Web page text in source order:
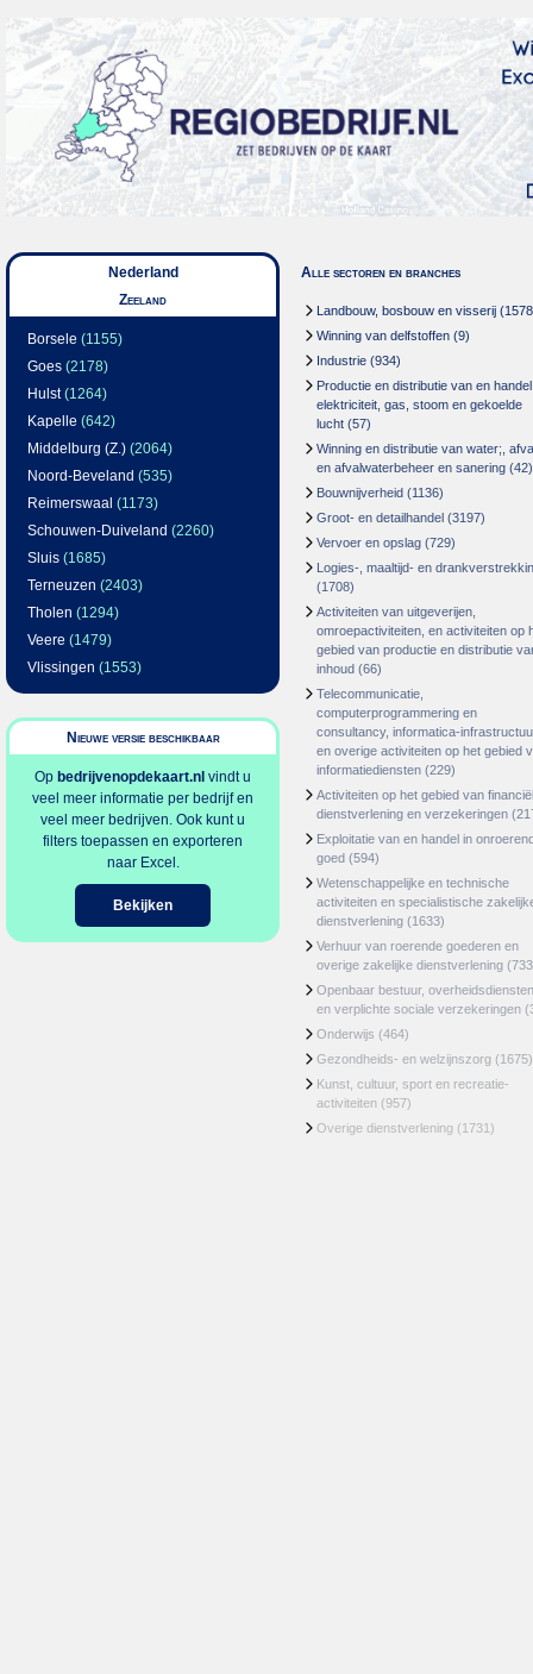
Nederland
Zeeland
Borsele (1155)
Goes (2178)
Hulst(1264)
Kapelle (642)
Middelburg (Z.) (2064)
Noord-Beveland (535)
Reimerswaal (1173)
Schouwen-Duiveland (2260)
Sluis (1685)
Terneuzen (2403)
Tholen (1294)
Veere (1479)
Vlissingen (1553)
Nieuwe versie beschikbaar
Op bedrijvenopdekaart.nl vindt u
veel meer informatie per bedrijf en
veel meer bedrijven. Ook kunt u
filters toepassen en exporteren
naar Excel.
Bekijken
Alle sectoren en branches
Landbouw, bosbouw en visserij
Winning van delfstoffen (9)
Industrie (934)
Productie en distributie van en
elektriciteit, gas, stoom en gekoelde
lucht (57)
Winning en distributie van water;,
en afvalwaterbeheer en sanering (42)
Bouwnijverheid (1136)
Groot- en detailhandel (3197)
Vervoer en opslag (729)
Logies-, maaltijd- en
(1708)
Activiteiten van uitgeverijen,
omroepactiviteiten, en activiteiten op
gebied van productie en distributie
inhoud (66)
Telecommunicatie,
computerprogrammering en
consultancy, informatica-
en overige activiteiten op het gebied
informatiediensten (229)
Activiteiten op het gebied van
dienstverlening en verzekeringen
Exploitatie van en handel in
goed (594)
Wetenschappelijke en technische
activiteiten en specialistische
dienstverlening (1633)
Verhuur van roerende goederen en
overige zakelijke dienstverlening
Openbaar bestuur, overheidsdiensten
en verplichte sociale verzekeringen
Onderwijs (464)
Gezondheids- en welzijnszorg (1675)
Kunst, cultuur, sport en recreatie-
activiteiten (957)
Overige dienstverlening (1731)